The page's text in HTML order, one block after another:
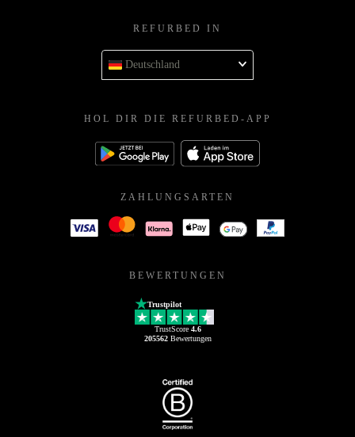
REFURBED IN
Deutschland
HOL DIR DIE REFURBED-APP
ZAHLUNGSARTEN
BEWERTUNGEN
Trustpilot
TrustScore 4.6
205562Bewertungen